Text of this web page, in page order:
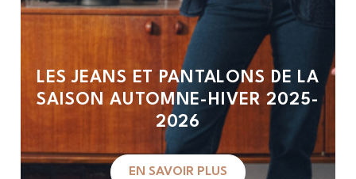
LES JEANS ET PANTALONS DE LA
SAISON AUTOMNE-HIVER 2025-
2026
EN SAVOIR PLUS